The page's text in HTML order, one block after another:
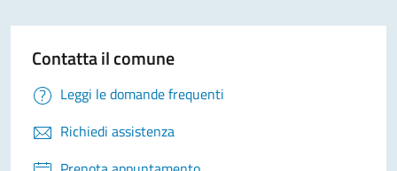
Contatta il comune
Leggi le domande frequenti
Richiedi assistenza